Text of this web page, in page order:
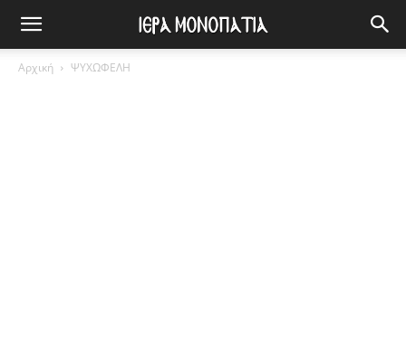
Αρχική ΨΥΧΩΦΕΛΗ